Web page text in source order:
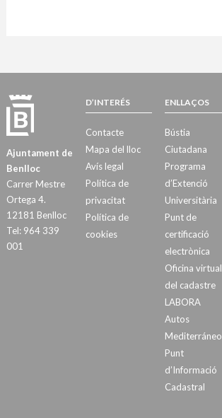
Ajuntament de
Benlloc
Carrer Mestre
Ortega 4.
12181 Benlloc
Tel: 964 339
001
D’INTERÉS
Contacte
Mapa del lloc
Avís legal
Política de
privacitat
Política de
cookies
ENLLAÇOS
Bústia
Ciutadana
Programa
d’Extenció
Universitària
Punt de
certificació
electrònica
Oficina virtual
del cadastre
LABORA
Autos
Mediterráneo
Punt
d’Informació
Cadastral